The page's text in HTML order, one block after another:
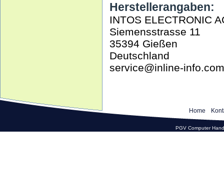
Herstellerangaben:
INTOS ELECTRONIC
Siemensstrasse 11
35394 Gießen
Deutschland
service@inline-info.com
Home
PGV Computer